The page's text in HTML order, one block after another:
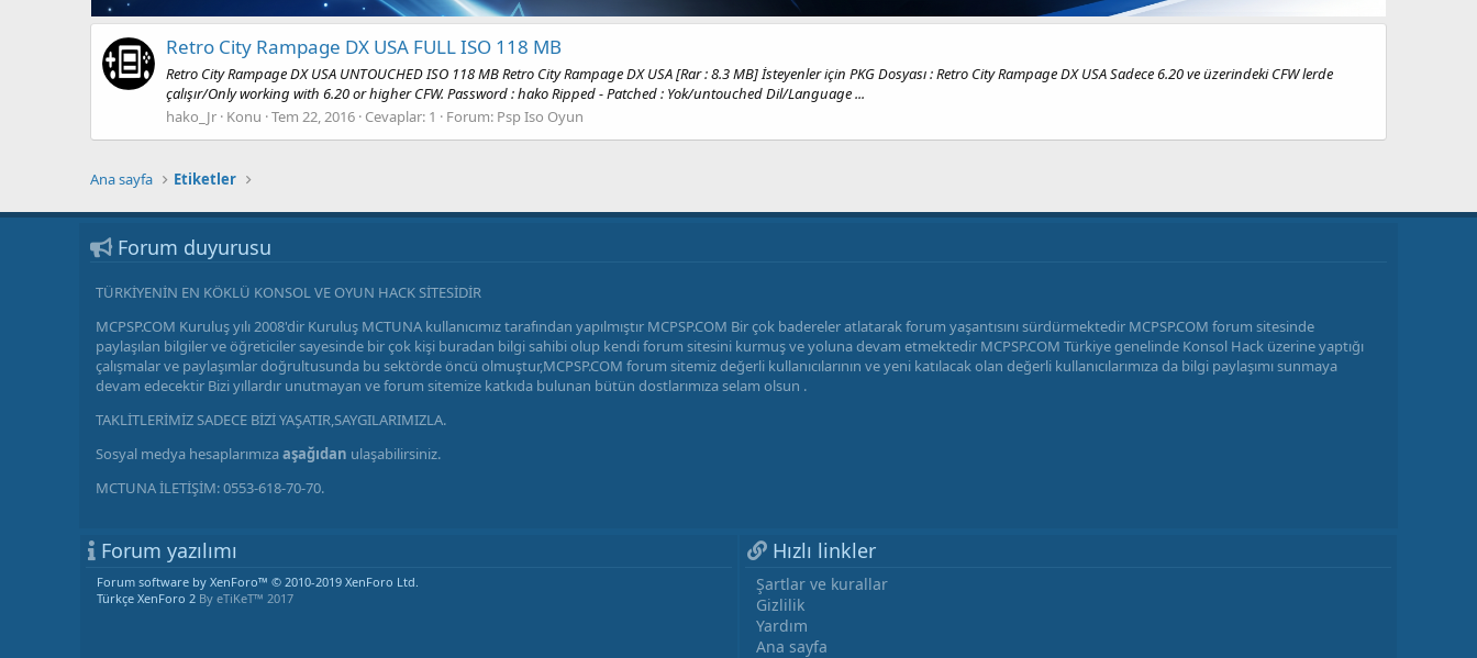
Retro City Rampage DX USA FULL ISO 118 MB
Retro City Rampage DX USA UNTOUCHED ISO 118 MB Retro City Rampage DX USA [Rar : 8.3 MB] İsteyenler için PKG Dosyası : Retro City Rampage DX USA Sadece 6.20 ve üzerindeki CFW lerde
çalışır/Only working with 6.20 or higher CFW. Password : hako Ripped - Patched : Yok/untouched Dil/Language ...
hako_Jr Konu Tem 22, 2016 Cevaplar: 1 Forum: Psp Iso Oyun
Ana sayfa Etiketler
Forum duyurusu
TÜRKİYENİN EN KÖKLÜ KONSOL VE OYUN HACK SİTESİDİR
MCPSP.COM Kuruluş yılı 2008'dir Kuruluş MCTUNA kullanıcımız tarafından yapılmıştır MCPSP.COM Bir çok badereler atlatarak forum yaşantısını sürdürmektedir MCPSP.COM forum sitesinde
paylaşılan bilgiler ve öğreticiler sayesinde bir çok kişi buradan bilgi sahibi olup kendi forum sitesini kurmuş ve yoluna devam etmektedir MCPSP.COM Türkiye genelinde Konsol Hack üzerine yaptığı
çalışmalar ve paylaşımlar doğrultusunda bu sektörde öncü olmuştur,MCPSP.COM forum sitemiz değerli kullanıcılarının ve yeni katılacak olan değerli kullanıcılarımıza da bilgi paylaşımı sunmaya
devam edecektir Bizi yıllardır unutmayan ve forum sitemize katkıda bulunan bütün dostlarımıza selam olsun .
TAKLİTLERİMİZ SADECE BİZİ YAŞATIR,SAYGILARIMIZLA.
Sosyal medya hesaplarımızaaşağıdan ulaşabilirsiniz.
MCTUNA İLETİŞİM: 0553-618-70-70.
Forum yazılımı
Forum software by XenForo™ © 2010-2019 XenForo Ltd.
Türkçe XenForo 2 By eTiKeT™ 2017
Hızlı linkler
Şartlar ve kurallar
Gizlilik
Yardım
Ana sayfa